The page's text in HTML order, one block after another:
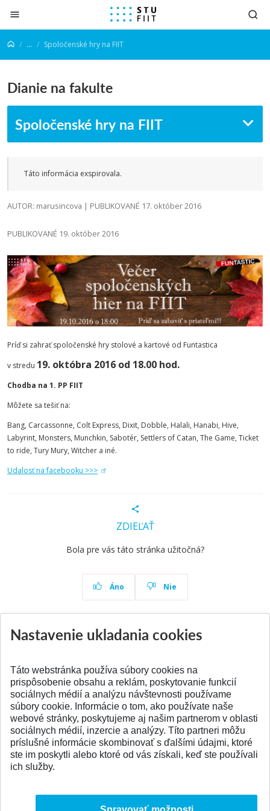
Prejsť na obsah
... Spoločenské hry na FIIT
Dianie na fakulte
Spoločenské hry na FIIT
Táto informácia exspirovala.
AUTOR: marusincova | PUBLIKOVANÉ 17. október 2016
PUBLIKOVANÉ 19. október 2016
Príď si zahrať spoločenské hry stolové a kartové od Funtastica
v stredu 19. októbra 2016 od 18.00 hod.
Chodba na 1. PP FIIT
Môžete sa tešiť na:
Bang, Carcassonne, Colt Express, Dixit, Dobble, Halali, Hanabi, Hive,
Labyrint, Monsters, Munchkin, Sabotér, Settlers of Catan, The Game, Ticket
to ride, Tury Mury, Witcher a iné.
Udalosť na facebooku >>>
ZDIEĽAŤ
Bola pre vás táto stránka užitočná?
Áno Nie
SPÄŤ NA VRCH
Nastavenie ukladania cookies
Táto webstránka používa súbory cookies na
prispôsobenie obsahu a reklám, poskytovanie funkcií
sociálnych médií a analýzu návštevnosti používame
súbory cookie. Informácie o tom, ako používate naše
webové stránky, poskytujeme aj našim partnerom v oblasti
sociálnych médií, inzercie a analýzy. Títo partneri môžu
príslušné informácie skombinovať s ďalšími údajmi, ktoré
ste im poskytli alebo ktoré od vás získali, keď ste používali
ich služby.